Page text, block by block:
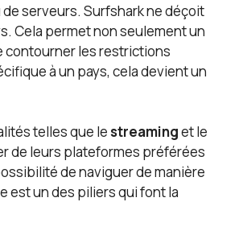
serveurs. Surfshark ne déçoit
Cela permet non seulement un
contourner les restrictions
à un pays, cela devient un
telles que lestreaminget le
de leurs plateformes préférées
de naviguer de manière
est un des piliers qui font la